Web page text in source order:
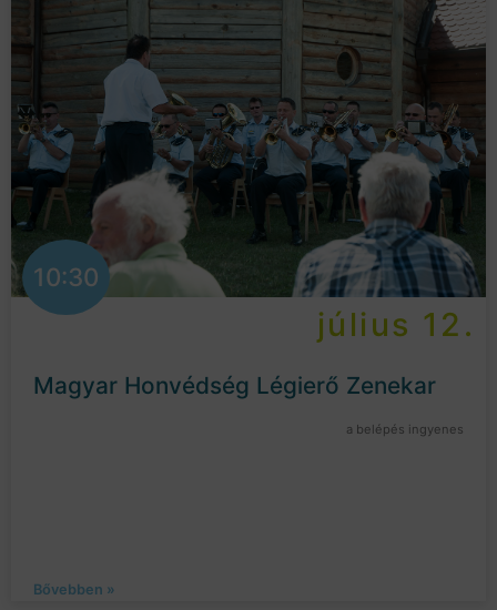
10:30
július 12.
Magyar Honvédség Légierő Zenekar
a belépés ingyenes
Bővebben »